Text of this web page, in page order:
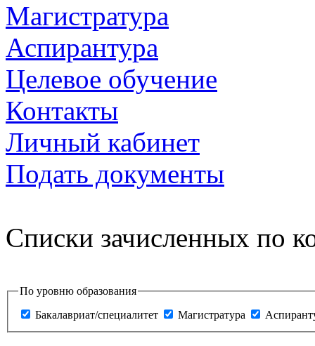
Магистратура
Аспирантура
Целевое обучение
Контакты
Личный кабинет
Подать документы
Списки зачисленных по
По уровню образования
Бакалавриат/специалитет
Магистратура